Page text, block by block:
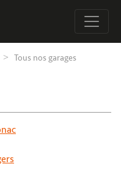
Tous nos garages